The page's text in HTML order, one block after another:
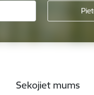
Sekojiet mums